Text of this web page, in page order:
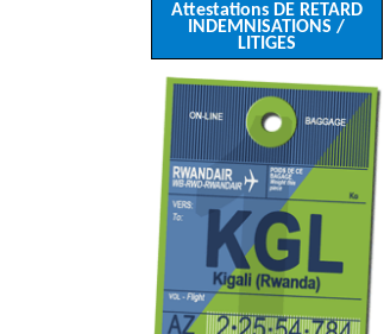
Attestations DE RETARD
INDEMNISATIONS /
LITIGES